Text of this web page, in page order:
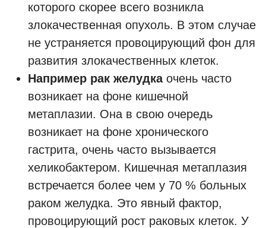
которого скорее всего возникла
злокачественная опухоль. В этом случае
не устраняется провоцирующий фон для
развития злокачественных клеток.
Например рак желудкаочень часто
возникает на фоне кишечной
метаплазии. Она в свою очередь
возникает на фоне хронического
гастрита, очень часто вызывается
хеликобактером. Кишечная метаплазия
встречается более чем у 70 % больных
раком желудка. Это явный фактор,
провоцирующий рост раковых клеток. У